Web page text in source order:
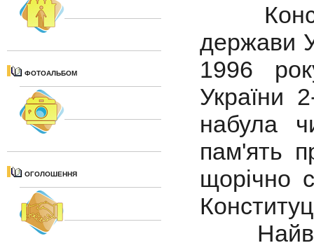
ФОТОАЛЬБОМ
ОГОЛОШЕННЯ
держави
1996
України
набула
пам'ять
щорічно